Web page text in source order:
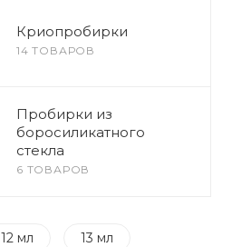
Криопробирки
14 ТОВАРОВ
Пробирки из
боросиликатного
стекла
6 ТОВАРОВ
12 мл 13 мл